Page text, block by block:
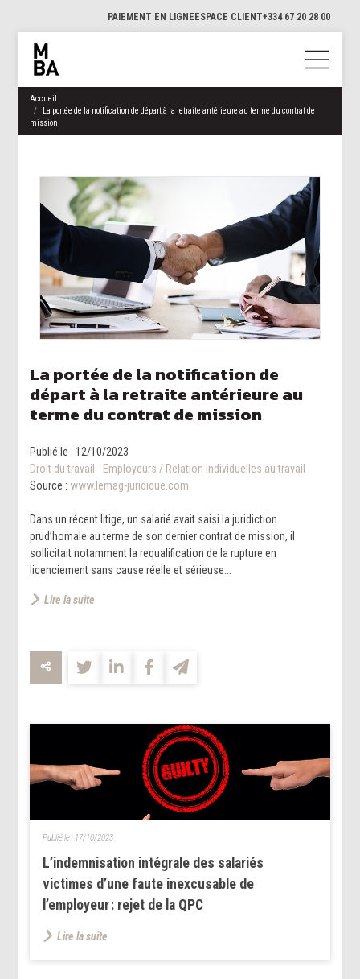
PAIEMENT EN LIGNEESPACE CLIENT+334 67 20 28 00
Accueil
La portée de la notification de départ à la retraite antérieure au terme du contrat de
mission
La portée de la notification de
départ à la retraite antérieure au
terme du contrat de mission
Publié le :12/10/2023
Droit du travail - Employeurs / Relation individuelles au travail
Source : www.lemag-juridique.com
Dans un récent litige, un salarié avait saisi la juridiction
prud’homale au terme de son dernier contrat de mission, il
sollicitait notamment la requalification de la rupture en
licenciement sans cause réelle et sérieuse...
Lire la suite
L’indemnisation intégrale des salariés
victimes d’une faute inexcusable de
l’employeur : rejet de la QPC
Publié le : 17/10/2023
Lire la suite